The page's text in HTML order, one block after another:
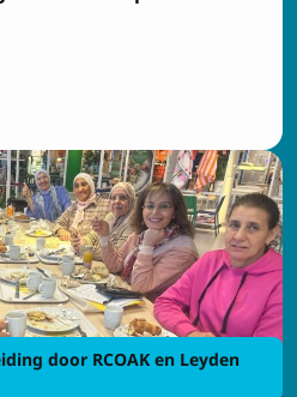
door RCOAK en Leyden